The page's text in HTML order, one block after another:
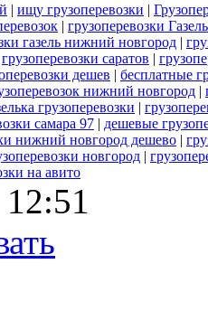
| ищу грузоперевозки |
| грузоперевозки Газель
газель нижний новгород |
грузоперевозки саратов |
дешев | бесплатные
нижний новгород |
грузоперевозки |
самара 97 | дешевые
нижний новгород дешево |
новгород |
на авито